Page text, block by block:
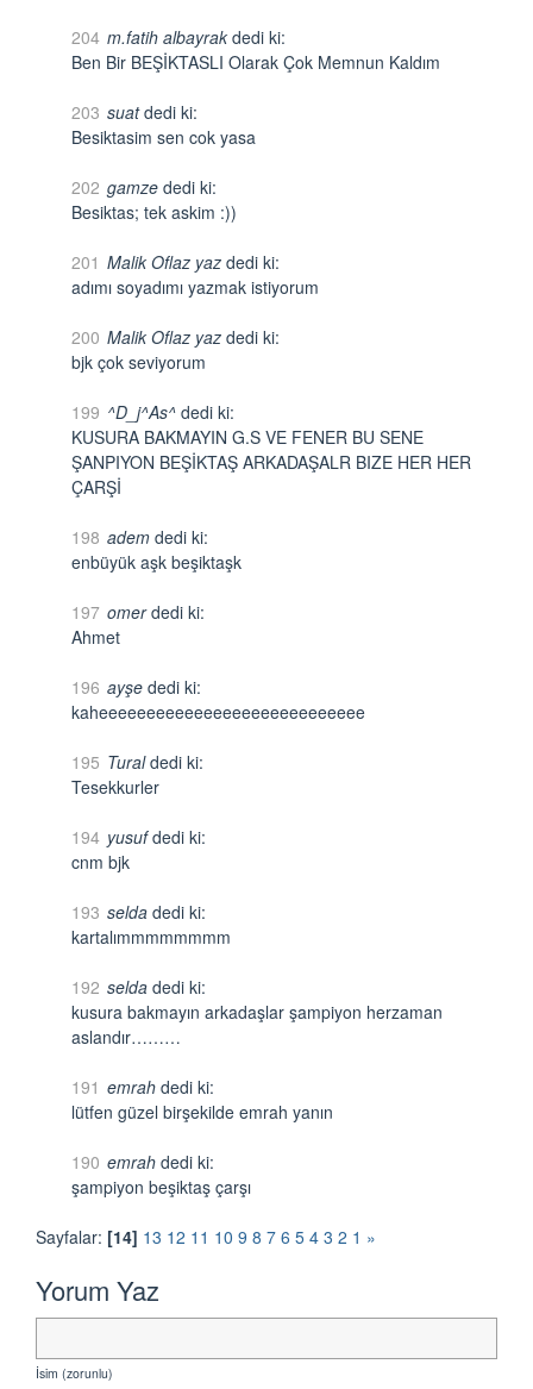
204 m.fatih albayrak dedi ki:
Ben Bir BEŞİKTASLI Olarak Çok Memnun Kaldım
203 suatdedi ki:
Besiktasim sen cok yasa
202 gamze dedi ki:
Besiktas; tek askim :))
201 Malik Oflaz yaz dedi ki:
adımı soyadımı yazmak istiyorum
200 Malik Oflaz yaz dedi ki:
bjk çok seviyorum
199 ^D_j^As^ dedi ki:
KUSURA BAKMAYIN G.S VE FENER BU SENE
ŞANPIYON BEŞİKTAŞ ARKADAŞALR BIZE HER HER
ÇARŞİ
198 adem dedi ki:
enbüyük aşk beşiktaşk
197 omerdedi ki:
Ahmet
196 ayşe dedi ki:
kaheeeeeeeeeeeeeeeeeeeeeeeeeeee
195 Turaldedi ki:
Tesekkurler
194 yusufdedi ki:
cnm bjk
193 selda dedi ki:
kartalımmmmmmmm
192 selda dedi ki:
kusura bakmayın arkadaşlar şampiyon herzaman
aslandır………
191 emrah dedi ki:
lütfen güzel birşekilde emrah yanın
190 emrah dedi ki:
şampiyon beşiktaş çarşı
Sayfalar: [14] 13 12 11 10 9 8 7 6 5 4 3 2 1 »
Yorum Yaz
İsim (zorunlu)